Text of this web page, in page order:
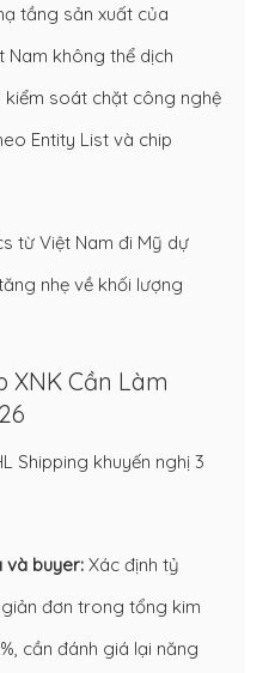
tầng sản xuất của
Nam không thể dịch
kiểm soát chặt công nghệ
Entity List và chip
từ Việt Nam đi Mỹ dự
nhẹ về khối lượng
XNK Cần Làm
Shipping khuyến nghị 3
và buyer: Xác định tỷ
đơn trong tổng kim
cần đánh giá lại năng